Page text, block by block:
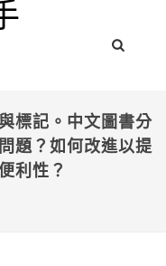
標記。中文圖書分
題？如何改進以提
利性？